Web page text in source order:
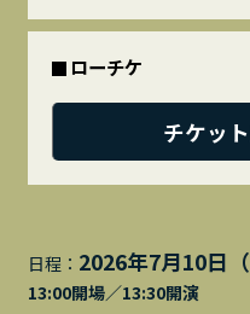
ローチケ
チケッ
日程： 2026年7月10日（
13:00開場／13:30開演